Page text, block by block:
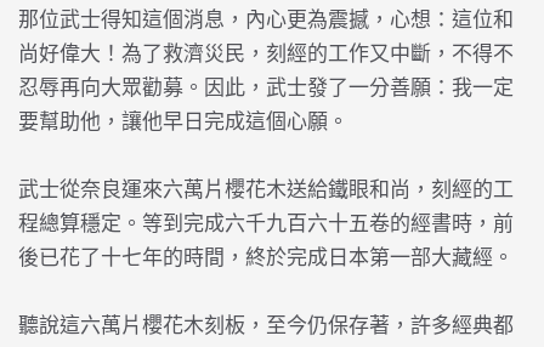
那位武士得知這個消息，內心更為震撼，心想：這位和
尚好偉大！為了救濟災民，刻經的工作又中斷，不得不
忍辱再向大眾勸募。因此，武士發了一分善願：我一定
要幫助他，讓他早日完成這個心願。
武士從奈良運來六萬片櫻花木送給鐵眼和尚，刻經的工
程總算穩定。等到完成六千九百六十五卷的經書時，前
後已花了十七年的時間，終於完成日本第一部大藏經。
聽說這六萬片櫻花木刻板，至今仍保存著，許多經典都